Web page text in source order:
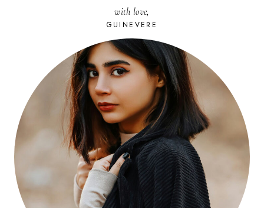
with love,
GUINEVERE